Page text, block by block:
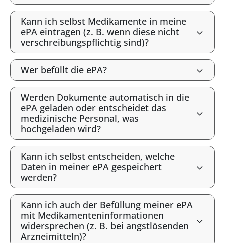
Kann ich selbst Medikamente in meine
ePA eintragen (z. B. wenn diese nicht
verschreibungspflichtig sind)?
Wer befüllt die ePA?
Werden Dokumente automatisch in die
ePA geladen oder entscheidet das
medizinische Personal, was
hochgeladen wird?
Kann ich selbst entscheiden, welche
Daten in meiner ePA gespeichert
werden?
Kann ich auch der Befüllung meiner ePA
mit Medikamenteninformationen
widersprechen (z. B. bei angstlösenden
Arzneimitteln)?